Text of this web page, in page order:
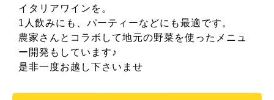
イタリアワインを。
1人飲みにも、パーティーなどにも最適です。
農家さんとコラボして地元の野菜を使ったメニュ
ー開発もしています♪
是非一度お越し下さいませ